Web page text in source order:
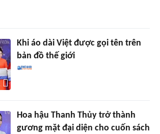
Khi áo dài Việt được gọi tên trên
bản đồ thế giới
Hoa hậu Thanh Thủy trở thành
gương mặt đại diện cho cuốn sách